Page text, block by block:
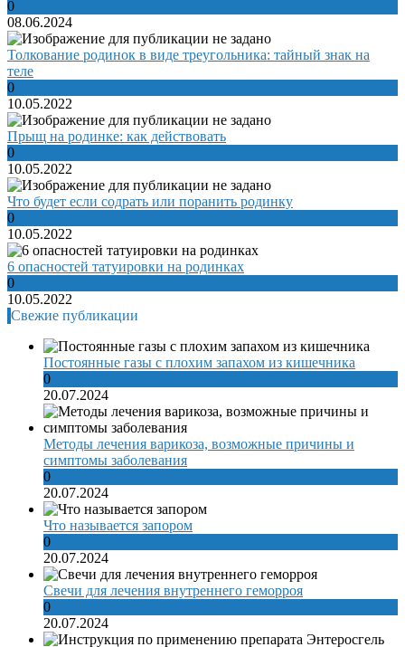
0
08.06.2024
Толкование родинок в виде треугольника: тайный знак на
теле
0
10.05.2022
Прыщ на родинке: как действовать
0
10.05.2022
Что будет если содрать или поранить родинку
0
10.05.2022
6 опасностей татуировки на родинках
0
10.05.2022
Свежие публикации
Постоянные газы с плохим запахом из кишечника
0
20.07.2024
Методы лечения варикоза, возможные причины и
симптомы заболевания
0
20.07.2024
Что называется запором
0
20.07.2024
Свечи для лечения внутреннего геморроя
0
20.07.2024